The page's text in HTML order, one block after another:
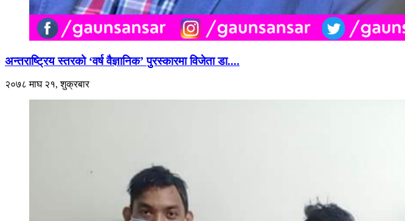
अन्तराष्ट्रिय स्तरको ‘वर्ष वैज्ञानिक’ पुरस्कारमा विजेता डा....
२०७८ माघ २१, शुक्रबार